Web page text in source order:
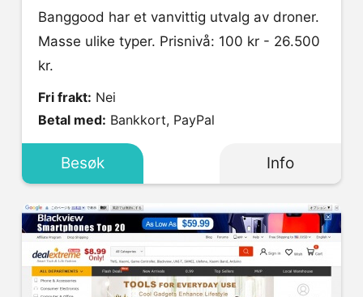
Banggood har et vanvittig utvalg av droner.
Masse ulike typer. Prisnivå: 100 kr - 26.500
kr.
Fri frakt: Nei
Betal med: Bankkort, PayPal
Besøk Info